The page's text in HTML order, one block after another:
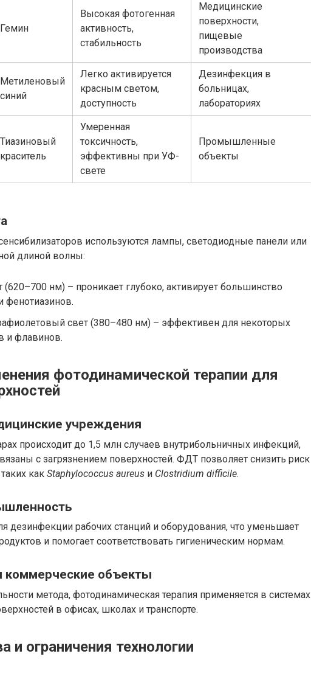
Гемин
Высокая фотогенная
активность,
стабильность
Медицинские
поверхности,
пищевые
производства
Метиленовый
синий
Легко активируется
красным светом,
доступность
Дезинфекция в
больницах,
лабораториях
Тиазиновый
краситель
Умеренная
токсичность,
эффективны при УФ-
свете
Промышленные
объекты
используются лампы, светодиодные панели или
длиной волны:
(620–700 нм) – проникает глубоко, активирует большинство
фенотиазинов.
свет (380–480 нм) – эффективен для некоторых
и флавинов.
фотодинамической терапии для
учреждения
происходит до 1,5 млн случаев внутрибольничных инфекций,
с загрязнением поверхностей. ФДТ позволяет снизить риск
как Staphylococcus aureus и Clostridium difficile.
дезинфекции рабочих станций и оборудования, что уменьшает
и помогает соответствовать гигиеническим нормам.
коммерческие объекты
метода, фотодинамическая терапия применяется в системах
в офисах, школах и транспорте.
и ограничения технологии